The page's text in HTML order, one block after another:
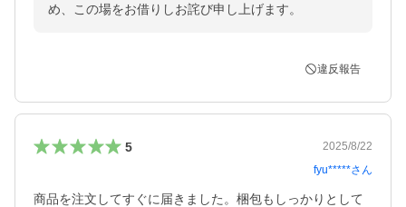
め、この場をお借りしお詫び申し上げます。
違反報告
5
2025/8/22
fyu*****さん
商品を注文してすぐに届きました。梱包もしっかりとして